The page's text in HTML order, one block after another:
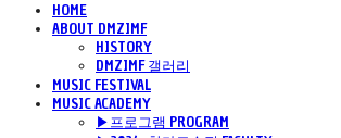
HOME
ABOUT DMZIMF
HISTORY
DMZIMF 갤러리
MUSIC FESTIVAL
MUSIC ACADEMY
▶프로그램 PROGRAM